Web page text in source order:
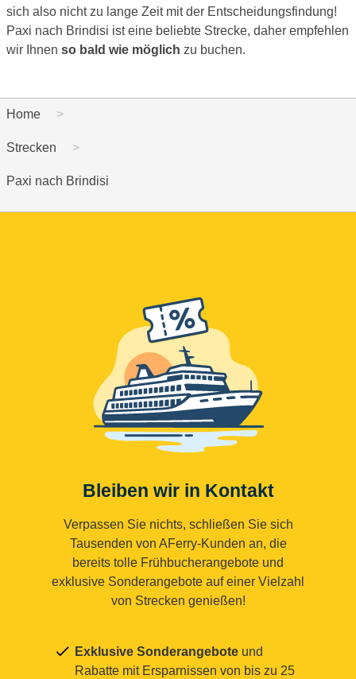
sich also nicht zu lange Zeit mit der Entscheidungsfindung!
Paxi nach Brindisi ist eine beliebte Strecke, daher empfehlen
wir Ihnen so bald wie möglich zu buchen.
Home
Strecken
Paxi nach Brindisi
Bleiben wir in Kontakt
Verpassen Sie nichts, schließen Sie sich
Tausenden von AFerry-Kunden an, die
bereits tolle Frühbucherangebote und
exklusive Sonderangebote auf einer Vielzahl
von Strecken genießen!
Exklusive Sonderangebote und
Rabatte mit Ersparnissen von bis zu 25